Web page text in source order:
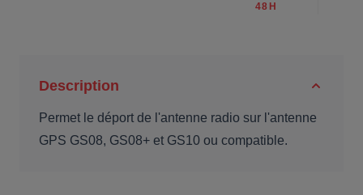
48H
Description
Permet le déport de l'antenne radio sur l'antenne
GPS GS08, GS08+ et GS10 ou compatible.